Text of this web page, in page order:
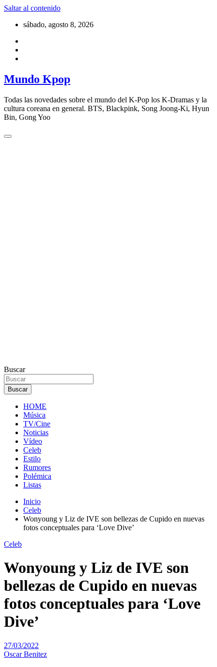
Saltar al contenido
sábado, agosto 8, 2026
Mundo Kpop
Todas las novedades sobre el mundo del K-Pop los K-Dramas y la
cultura coreana en general. BTS, Blackpink, Song Joong-Ki, Hyun
Bin, Gong Yoo
Buscar
Buscar
HOME
Música
TV/Cine
Noticias
Vídeo
Celeb
Estilo
Rumores
Polémica
Listas
Inicio
Celeb
Wonyoung y Liz de IVE son bellezas de Cupido en nuevas
fotos conceptuales para ‘Love Dive’
Celeb
Wonyoung y Liz de IVE son
bellezas de Cupido en nuevas
fotos conceptuales para ‘Love
Dive’
27/03/2022
Oscar Benitez